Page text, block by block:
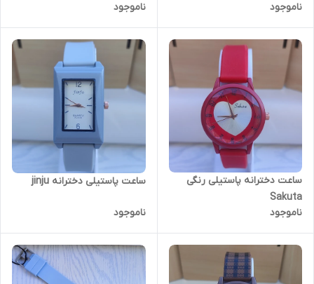
ناموجود
ناموجود
ساعت دخترانه پاستیلی رنگی
Sakuta
ناموجود
ساعت پاستیلی دخترانه jinju
ناموجود